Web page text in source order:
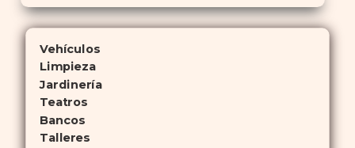
Vehículos
Limpieza
Jardinería
Teatros
Bancos
Talleres